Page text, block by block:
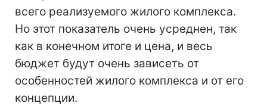
всего реализуемого жилого комплекса.
Но этот показатель очень усреднен, так
как в конечном итоге и цена, и весь
бюджет будут очень зависеть от
особенностей жилого комплекса и от его
концепции.